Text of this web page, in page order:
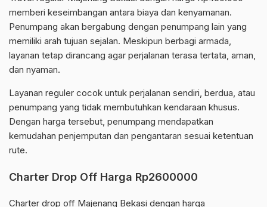
memberi keseimbangan antara biaya dan kenyamanan.
Penumpang akan bergabung dengan penumpang lain yang
memiliki arah tujuan sejalan. Meskipun berbagi armada,
layanan tetap dirancang agar perjalanan terasa tertata, aman,
dan nyaman.
Layanan reguler cocok untuk perjalanan sendiri, berdua, atau
penumpang yang tidak membutuhkan kendaraan khusus.
Dengan harga tersebut, penumpang mendapatkan
kemudahan penjemputan dan pengantaran sesuai ketentuan
rute.
Charter Drop Off Harga Rp2600000
Charter drop off Majenang Bekasi dengan harga